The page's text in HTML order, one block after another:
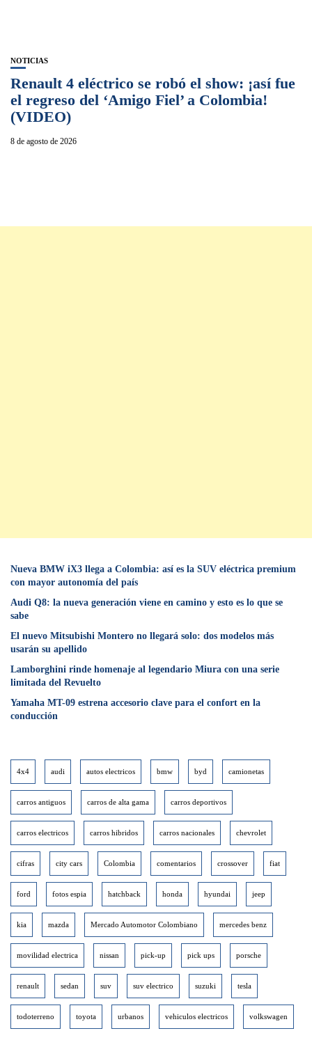
NOTICIAS
Renault 4 eléctrico se robó el show: ¡así fue
el regreso del ‘Amigo Fiel’ a Colombia!
(VIDEO)
8 de agosto de 2026
Nueva BMW iX3 llega a Colombia: así es la SUV eléctrica premium
con mayor autonomía del país
Audi Q8: la nueva generación viene en camino y esto es lo que se
sabe
⁠El nuevo Mitsubishi Montero no llegará solo: dos modelos más
usarán su apellido
Lamborghini rinde homenaje al legendario Miura con una serie
limitada del Revuelto
Yamaha MT-09 estrena accesorio clave para el confort en la
conducción
4x4 audi autos electricos bmw byd camionetas
carros antiguos carros de alta gama carros deportivos
carros electricos carros hibridos carros nacionales chevrolet
cifras city cars Colombia comentarios crossover fiat
ford fotos espia hatchback honda hyundai jeep
kia mazda Mercado Automotor Colombiano mercedes benz
movilidad electrica nissan pick-up pick ups porsche
renault sedan suv suv electrico suzuki tesla
todoterreno toyota urbanos vehiculos electricos volkswagen